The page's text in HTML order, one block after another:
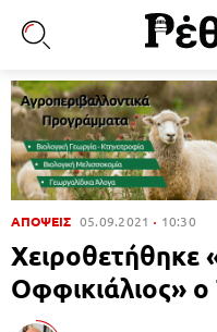
ΑΠΟΨΕΙΣ 05.09.2021 10:30
Χειροθετήθηκε
Οφφικιάλιος»